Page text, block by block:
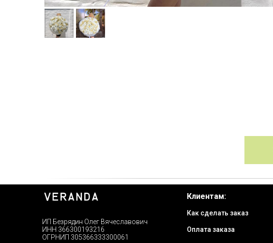
ИП Безрядин Олег Вячеславович
ИНН 366300193216
ОГРНИП 305366333300061
Клиентам:
Как сделать заказ
Оплата заказа